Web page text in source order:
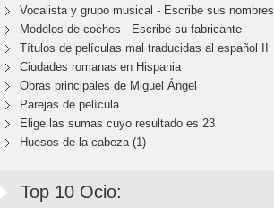
Vocalista y grupo musical - Escribe sus nombres
Modelos de coches - Escribe su fabricante
Títulos de películas mal traducidas al español II
Ciudades romanas en Hispania
Obras principales de Miguel Ángel
Parejas de película
Elige las sumas cuyo resultado es 23
Huesos de la cabeza (1)
Top 10 Ocio: